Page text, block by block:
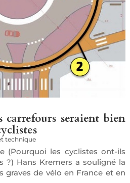
carrefours seraient bien
technique
(Pourquoi les cyclistes ont-ils
?) Hans Kremers a souligné la
graves de vélo en France et en